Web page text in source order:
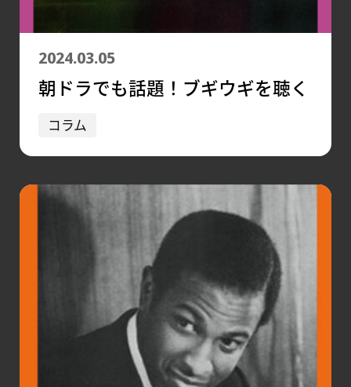
2024.03.05
朝ドラでも話題！ブギウギを聴く
コラム